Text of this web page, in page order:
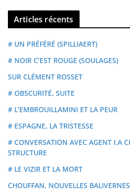
Articles récents
# UN PRÉFÉRÉ (SPILLIAERT)
# NOIR C’EST ROUGE (SOULAGES)
SUR CLÉMENT ROSSET
# OBSCURITÉ, SUITE
# L’EMBROUILLAMINI ET LA PEUR
# ESPAGNE, LA TRISTESSE
# CONVERSATION AVEC AGENT I.A
STRUCTURE
# LE VIZIR ET LA MORT
CHOUFFAN, NOUVELLES